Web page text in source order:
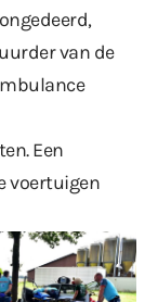
van de
Een
voertuigen